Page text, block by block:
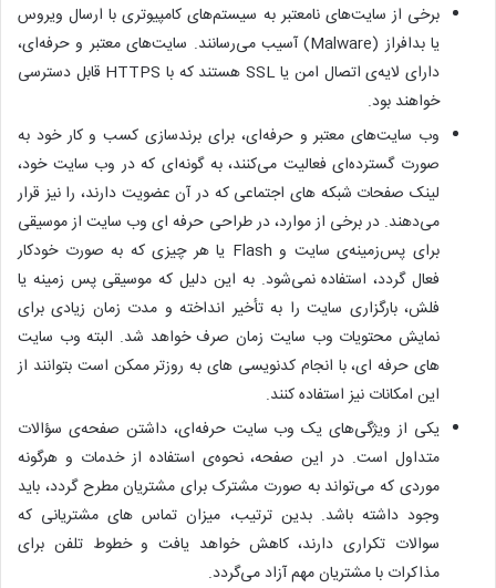
برخی از سایت‌های نامعتبر به سیستم‌های کامپیوتری با ارسال ویروس
یا بدافراز (Malware) آسیب می‌رسانند. سایت‌های معتبر و حرفه‌ای،
دارای لایه‌ی اتصال امن یا SSL هستند که با HTTPS قابل دسترسی
خواهند بود.
وب سایت‌های معتبر و حرفه‌ای، برای برندسازی کسب و کار خود به
صورت گسترده‌ای فعالیت می‌کنند، به گونه‌ای که در وب سایت خود،
لینک صفحات شبکه های اجتماعی که در آن عضویت دارند، را نیز قرار
می‌دهند. در برخی از موارد، در طراحی حرفه ای وب سایت از موسیقی
برای پس‌زمینه‌ی سایت و Flash یا هر چیزی که به صورت خودکار
فعال گردد، استفاده نمی‌شود. به این دلیل که موسیقی پس زمینه یا
فلش، بارگزاری سایت را به تأخیر انداخته و مدت زمان زیادی برای
نمایش محتویات وب سایت زمان صرف خواهد شد. البته وب سایت
های حرفه ای، با انجام کدنویسی های به روزتر ممکن است بتوانند از
این امکانات نیز استفاده کنند.
یکی از ویژگی‌های یک وب سایت حرفه‌ای، داشتن صفحه‌ی سؤالات
متداول است. در این صفحه، نحوه‌ی استفاده از خدمات و هرگونه
موردی که می‌تواند به صورت مشترک برای مشتریان مطرح گردد، باید
وجود داشته باشد. بدین ترتیب، میزان تماس های مشتریانی که
سوالات تکراری دارند، کاهش خواهد یافت و خطوط تلفن برای
مذاکرات با مشتریان مهم آزاد می‌گردد.